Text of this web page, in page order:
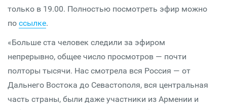
только в 19.00. Полностью посмотреть эфир можно
по ссылке.
«Больше ста человек следили за эфиром
непрерывно, общее число просмотров — почти
полторы тысячи. Нас смотрела вся Россия — от
Дальнего Востока до Севастополя, вся центральная
часть страны, были даже участники из Армении и